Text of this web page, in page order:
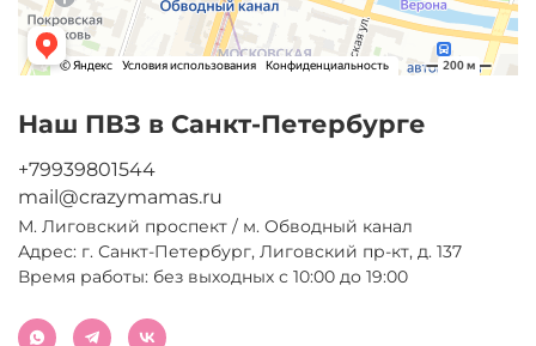
Наш ПВЗ в Санкт-Петербурге
+79939801544
mail@crazymamas.ru
М. Лиговский проспект / м. Обводный канал
Адрес: г. Санкт-Петербург, Лиговский пр-кт, д. 137
Время работы: без выходных с 10:00 до 19:00